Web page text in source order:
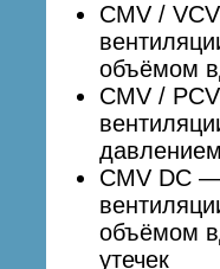
CMV /
объёмом
CMV /
CMV DC
объёмом
утечек